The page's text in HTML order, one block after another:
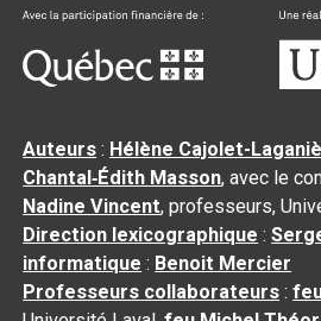
Auteurs : Hélène Cajolet-
Chantal‑Édith Masson, avec le
Nadine Vincent, professeurs,
Direction lexicographique :
informatique : Benoit Mercier
Professeurs collaborateurs :